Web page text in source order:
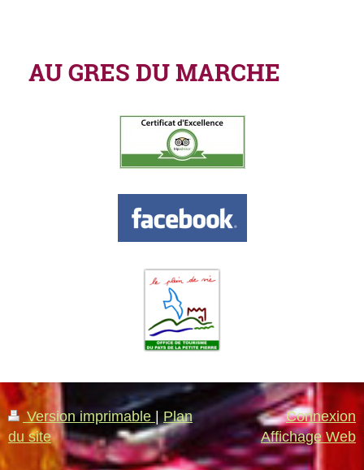
AU GRES DU MARCHE
Version imprimable | Plan
du site
Connexion
Affichage Web